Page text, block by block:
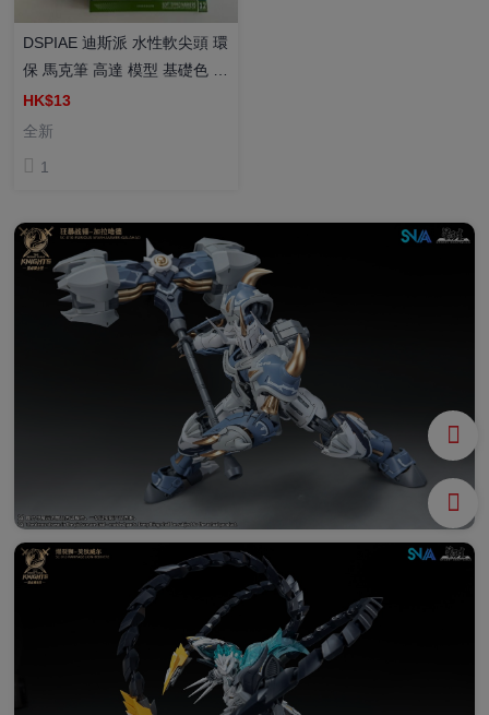
DSPIAE 迪斯派 水性軟尖頭 環
保 馬克筆 高達 模型 基礎色 金
屬色 馬克筆 MK / MKM 25色
可選
HK$13
全新
1